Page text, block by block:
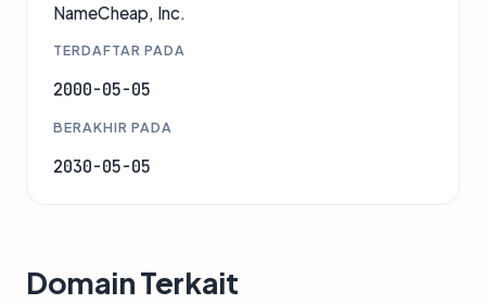
NameCheap, Inc.
TERDAFTAR PADA
2000-05-05
BERAKHIR PADA
2030-05-05
Domain Terkait